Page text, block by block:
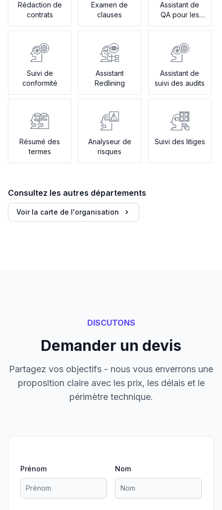
Rédaction de
contrats
Examen de
clauses
Assistant de
QA pour les
politiques
Suivi de
conformité
Assistant
Redlining
Assistant de
suivi des audits
Résumé des
termes
Analyseur de
risques
Suivi des litiges
Consultez les autres départements
Voir la carte de l'organisation
DISCUTONS
Demander un devis
Partagez vos objectifs - nous vous enverrons une
proposition claire avec les prix, les délais et le
périmètre technique.
Prénom Nom